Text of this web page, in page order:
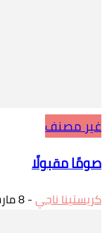
غير مصنف
صومًا مقبولًا
كريستينا ناجي-8 مارس، 2025